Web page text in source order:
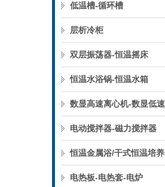
低温槽-循环槽
层析冷柜
双层振荡器-恒温摇床
恒温水浴锅-恒温水箱
数显高速离心机-数显低
电动搅拌器-磁力搅拌器
恒温金属浴/干式恒温培
电热板-电热套-电炉